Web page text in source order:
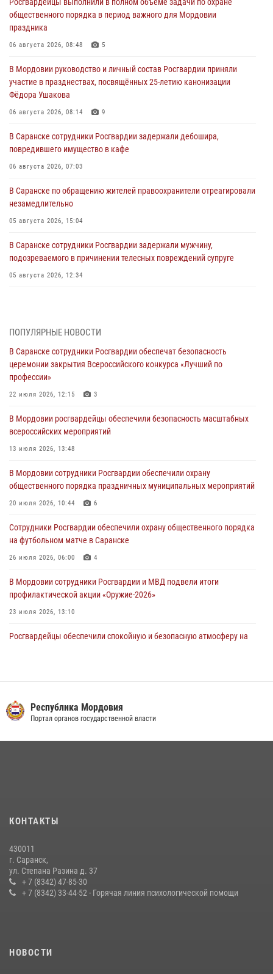
общественного порядка в период важного для Мордовии
праздника
06 августа 2026, 08:48 5
В Мордовии руководство и личный состав Росгвардии приняли
участие в празднествах, посвящённых 25-летию канонизации
Фёдора Ушакова
06 августа 2026, 08:14 9
В Саранске сотрудники Росгвардии задержали дебошира,
повредившего имущество в кафе
06 августа 2026, 07:03
В Саранске по обращению жителей правоохранители отреагировали
незамедлительно
05 августа 2026, 15:04
В Саранске сотрудники Росгвардии задержали мужчину,
подозреваемого в причинении телесных повреждений супруге
05 августа 2026, 12:34
05 августа 2026, 09:04 4
Помощь из Мордовии защитникам Отечества: центр лицензионно-
разрешительной работы передал очередную партию вооружения в
зону СВО
04 августа 2026, 11:13
Сотрудники Росгвардии Мордовии стали призерами
республиканских соревнований по служебному шестиборью
04 августа 2026, 08:27
В Саранске росгвардейцы пресекли нарушение правопорядка:
«отдых» на лавочке закончился в отделе полиции
04 августа 2026, 07:06
В Саранске сотрудники Росгвардии задержали гражданина за
нанесение побоев
03 августа 2026, 08:58
ПОПУЛЯРНЫЕ НОВОСТИ
В Саранске сотрудники Росгвардии обеспечат безопасность
церемонии закрытия Всероссийского конкурса «Лучший по
профессии»
22 июля 2026, 12:15 3
В Мордовии росгвардейцы обеспечили безопасность масштабных
всероссийских мероприятий
13 июля 2026, 13:48
В Мордовии сотрудники Росгвардии обеспечили охрану
общественного порядка праздничных муниципальных мероприятий
20 июля 2026, 10:44 6
Сотрудники Росгвардии обеспечили охрану общественного порядка
на футбольном матче в Саранске
26 июля 2026, 06:00 4
В Мордовии сотрудники Росгвардии и МВД подвели итоги
профилактической акции «Оружие‑2026»
23 июля 2026, 13:10
Росгвардейцы обеспечили спокойную и безопасную атмосферу на
обеспечили безопасность на футбольных мероприятиях: от
регионального турнира до Суперкубка России
содействии сотрудников Росгвардии
Сотрудники Росгвардии обеспечили безопасность Всероссийского
конкурса профмастерства в Саранске
23 июля 2026, 11:54 4
Республика Мордовия
Портал органов государственной власти
КОНТАКТЫ
430011
г. Саранск,
ул. Степана Разина д. 37
+ 7 (8342) 47-85-30
+ 7 (8342) 33-44-52 - Горячая линия психологической помощи
НОВОСТИ